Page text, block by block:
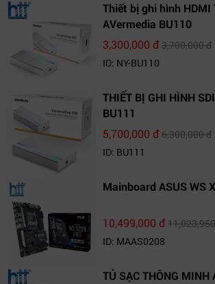
Thiết bị ghi hình HDMI
AVermedia BU110
3,300,000 đ3,700,000 đ
ID: NY-BU110
THIẾT BỊ GHI HÌNH
BU111
5,700,000 đ6,300,000 đ
ID: BU111
Mainboard ASUS WS
10,499,000 đ
ID: MAAS0208
TỦ SẠC THÔNG MINH